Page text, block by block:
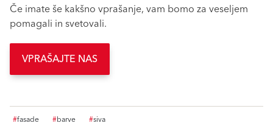
Če imate še kakšno vprašanje, vam bomo za veseljem
pomagali in svetovali.
VPRAŠAJTE NAS
#fasade #barve #siva